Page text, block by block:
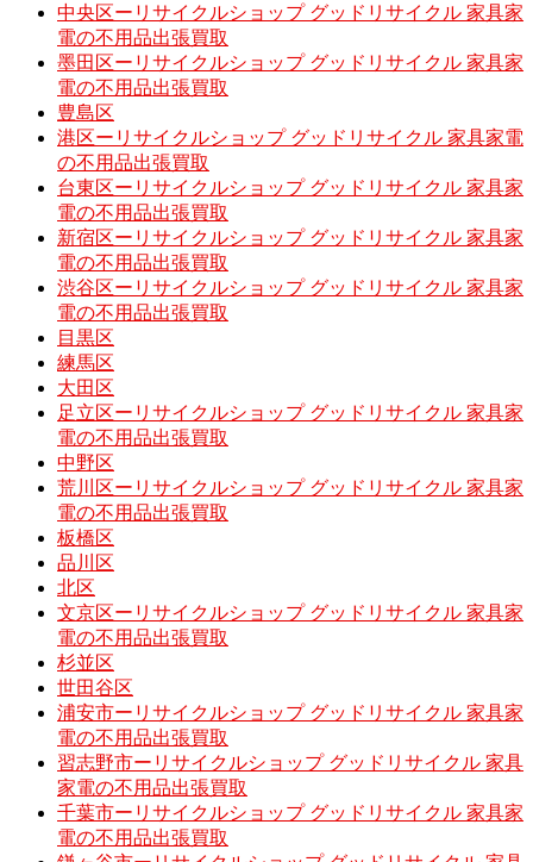
中央区ーリサイクルショップ グッドリサイクル 家具家
電の不用品出張買取
墨田区ーリサイクルショップ グッドリサイクル 家具家
電の不用品出張買取
豊島区
港区ーリサイクルショップ グッドリサイクル 家具家電
の不用品出張買取
台東区ーリサイクルショップ グッドリサイクル 家具家
電の不用品出張買取
新宿区ーリサイクルショップ グッドリサイクル 家具家
電の不用品出張買取
渋谷区ーリサイクルショップ グッドリサイクル 家具家
電の不用品出張買取
目黒区
練馬区
大田区
足立区ーリサイクルショップ グッドリサイクル 家具家
電の不用品出張買取
中野区
荒川区ーリサイクルショップ グッドリサイクル 家具家
電の不用品出張買取
板橋区
品川区
北区
文京区ーリサイクルショップ グッドリサイクル 家具家
電の不用品出張買取
杉並区
世田谷区
浦安市ーリサイクルショップ グッドリサイクル 家具家
電の不用品出張買取
習志野市ーリサイクルショップ グッドリサイクル 家具
家電の不用品出張買取
千葉市ーリサイクルショップ グッドリサイクル 家具家
電の不用品出張買取